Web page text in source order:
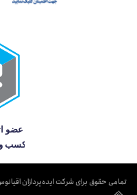
تمامی حقوق برای شرکت ایده‌پردازان